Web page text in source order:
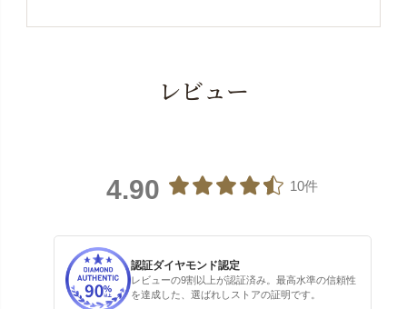
レビュー
4.90 10件
認証ダイヤモンド認定
レビューの9割以上が認証済み。最高水準の信頼性
を達成した、選ばれしストアの証明です。